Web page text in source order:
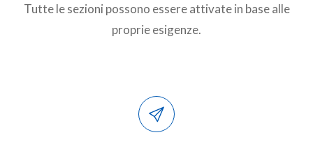
Tutte le sezioni possono essere attivate in base alle
proprie esigenze.